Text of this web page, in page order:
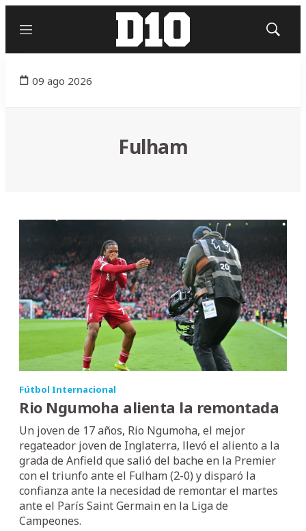
Menú
Mostrar
09 ago 2026
Fulham
Fútbol Internacional
Rio Ngumoha alienta la remontada
Un joven de 17 años, Rio Ngumoha, el mejor
regateador joven de Inglaterra, llevó el aliento a la
grada de Anfield que salió del bache en la Premier
con el triunfo ante el Fulham (2-0) y disparó la
confianza ante la necesidad de remontar el martes
ante el París Saint Germain en la Liga de
Campeones.